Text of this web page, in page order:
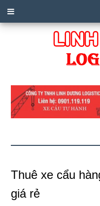
Thuê xe cẩu
giá rẻ